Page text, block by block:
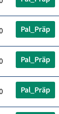
Pal_Präp
Pal_Präp
Pal_Präp